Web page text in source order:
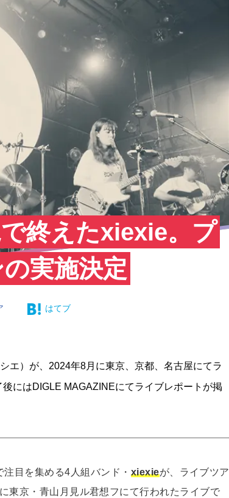
終えたxiexie。プ
実施決定
はてブ
エ）が、2024年8月に東京、京都、名古屋にてラ
にはDIGLE MAGAZINEにてライブレポートが掲
目を集める4人組バンド・ xiexieが、ライブツア
京・青山月見ル君想フにて行われたライブで